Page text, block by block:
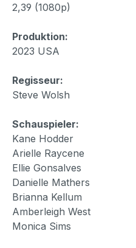
2,39 (1080p)
Produktion:
2023 USA
Regisseur:
Steve Wolsh
Schauspieler:
Kane Hodder
Arielle Raycene
Ellie Gonsalves
Danielle Mathers
Brianna Kellum
Amberleigh West
Monica Sims